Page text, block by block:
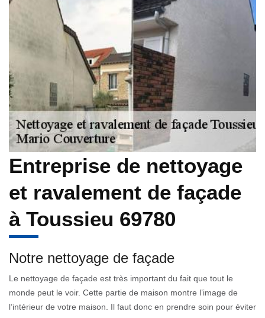
Entreprise de nettoyage
et ravalement de façade
à Toussieu 69780
Notre nettoyage de façade
Le nettoyage de façade est très important du fait que tout le
monde peut le voir. Cette partie de maison montre l’image de
l’intérieur de votre maison. Il faut donc en prendre soin pour éviter